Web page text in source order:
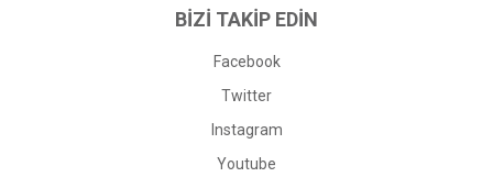
BİZİ TAKİP EDİN
Facebook
Twitter
Instagram
Youtube